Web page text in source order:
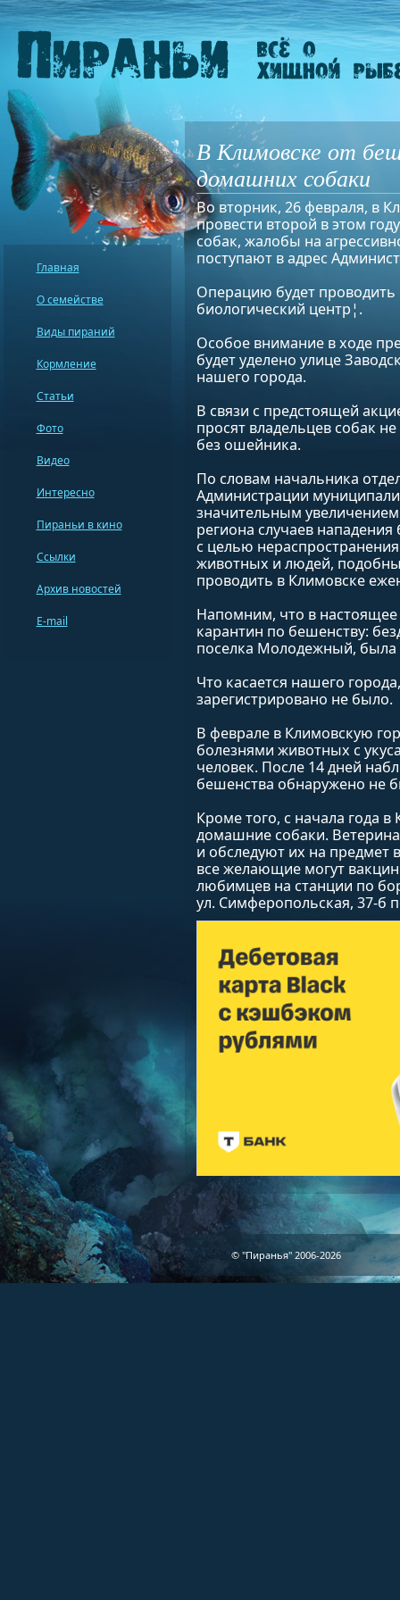
В Климовске от
домашних собаки
Во вторник, 26 февраля, в
провести второй в этом
собак, жалобы на
поступают в адрес
Операцию будет
биологический центр¦.
Особое внимание в ходе
будет уделено улице
нашего города.
В связи с предстоящей
просят владельцев собак
без ошейника.
По словам начальника
Администрации
значительным
региона случаев
с целью
животных и людей,
проводить в Климовске
Напомним, что в
карантин по бешенству:
поселка Молодежный,
Что касается нашего
зарегистрировано не было.
В феврале в Климовскую
болезнями животных с
человек. После 14 дней
бешенства обнаружено не
Кроме того, с начала года
домашние собаки.
и обследуют их на предмет
все желающие могут
любимцев на станции по
ул. Симферопольская, 37-б
Главная
О семействе
Виды пираний
Кормление
Статьи
Фото
Видео
Интересно
Пираньи в кино
Ссылки
Архив новостей
E-mail
© "Пиранья" 2006-2026